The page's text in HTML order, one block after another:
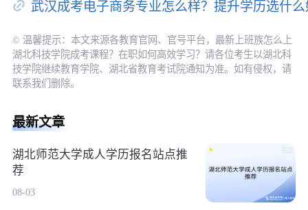
武汉成考电子商务专业怎么样？提升学历选什
© 温馨提示：本文来源各教育官网、官号平台，最新上班族怎么上
湖北科技学院成考课程？在职如何高效学习？请各位考生以湖北科
技学院继续教育学院、湖北省教育考试院通知为准。如有侵权，请
联系我们删除。
最新文章
湖北师范大学成人学历报名站点推
荐
08-03